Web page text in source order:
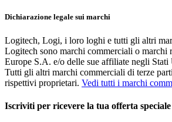
Dichiarazione legale sui marchi
Logitech, Logi, i loro loghi e tutti gli altri
Logitech sono marchi commerciali o marchi
Europe S.A. e/o delle sue affiliate negli Stati
Tutti gli altri marchi commerciali di terze
rispettivi proprietari. Vedi tutti i marchi
Iscriviti per ricevere la tua offerta speciale